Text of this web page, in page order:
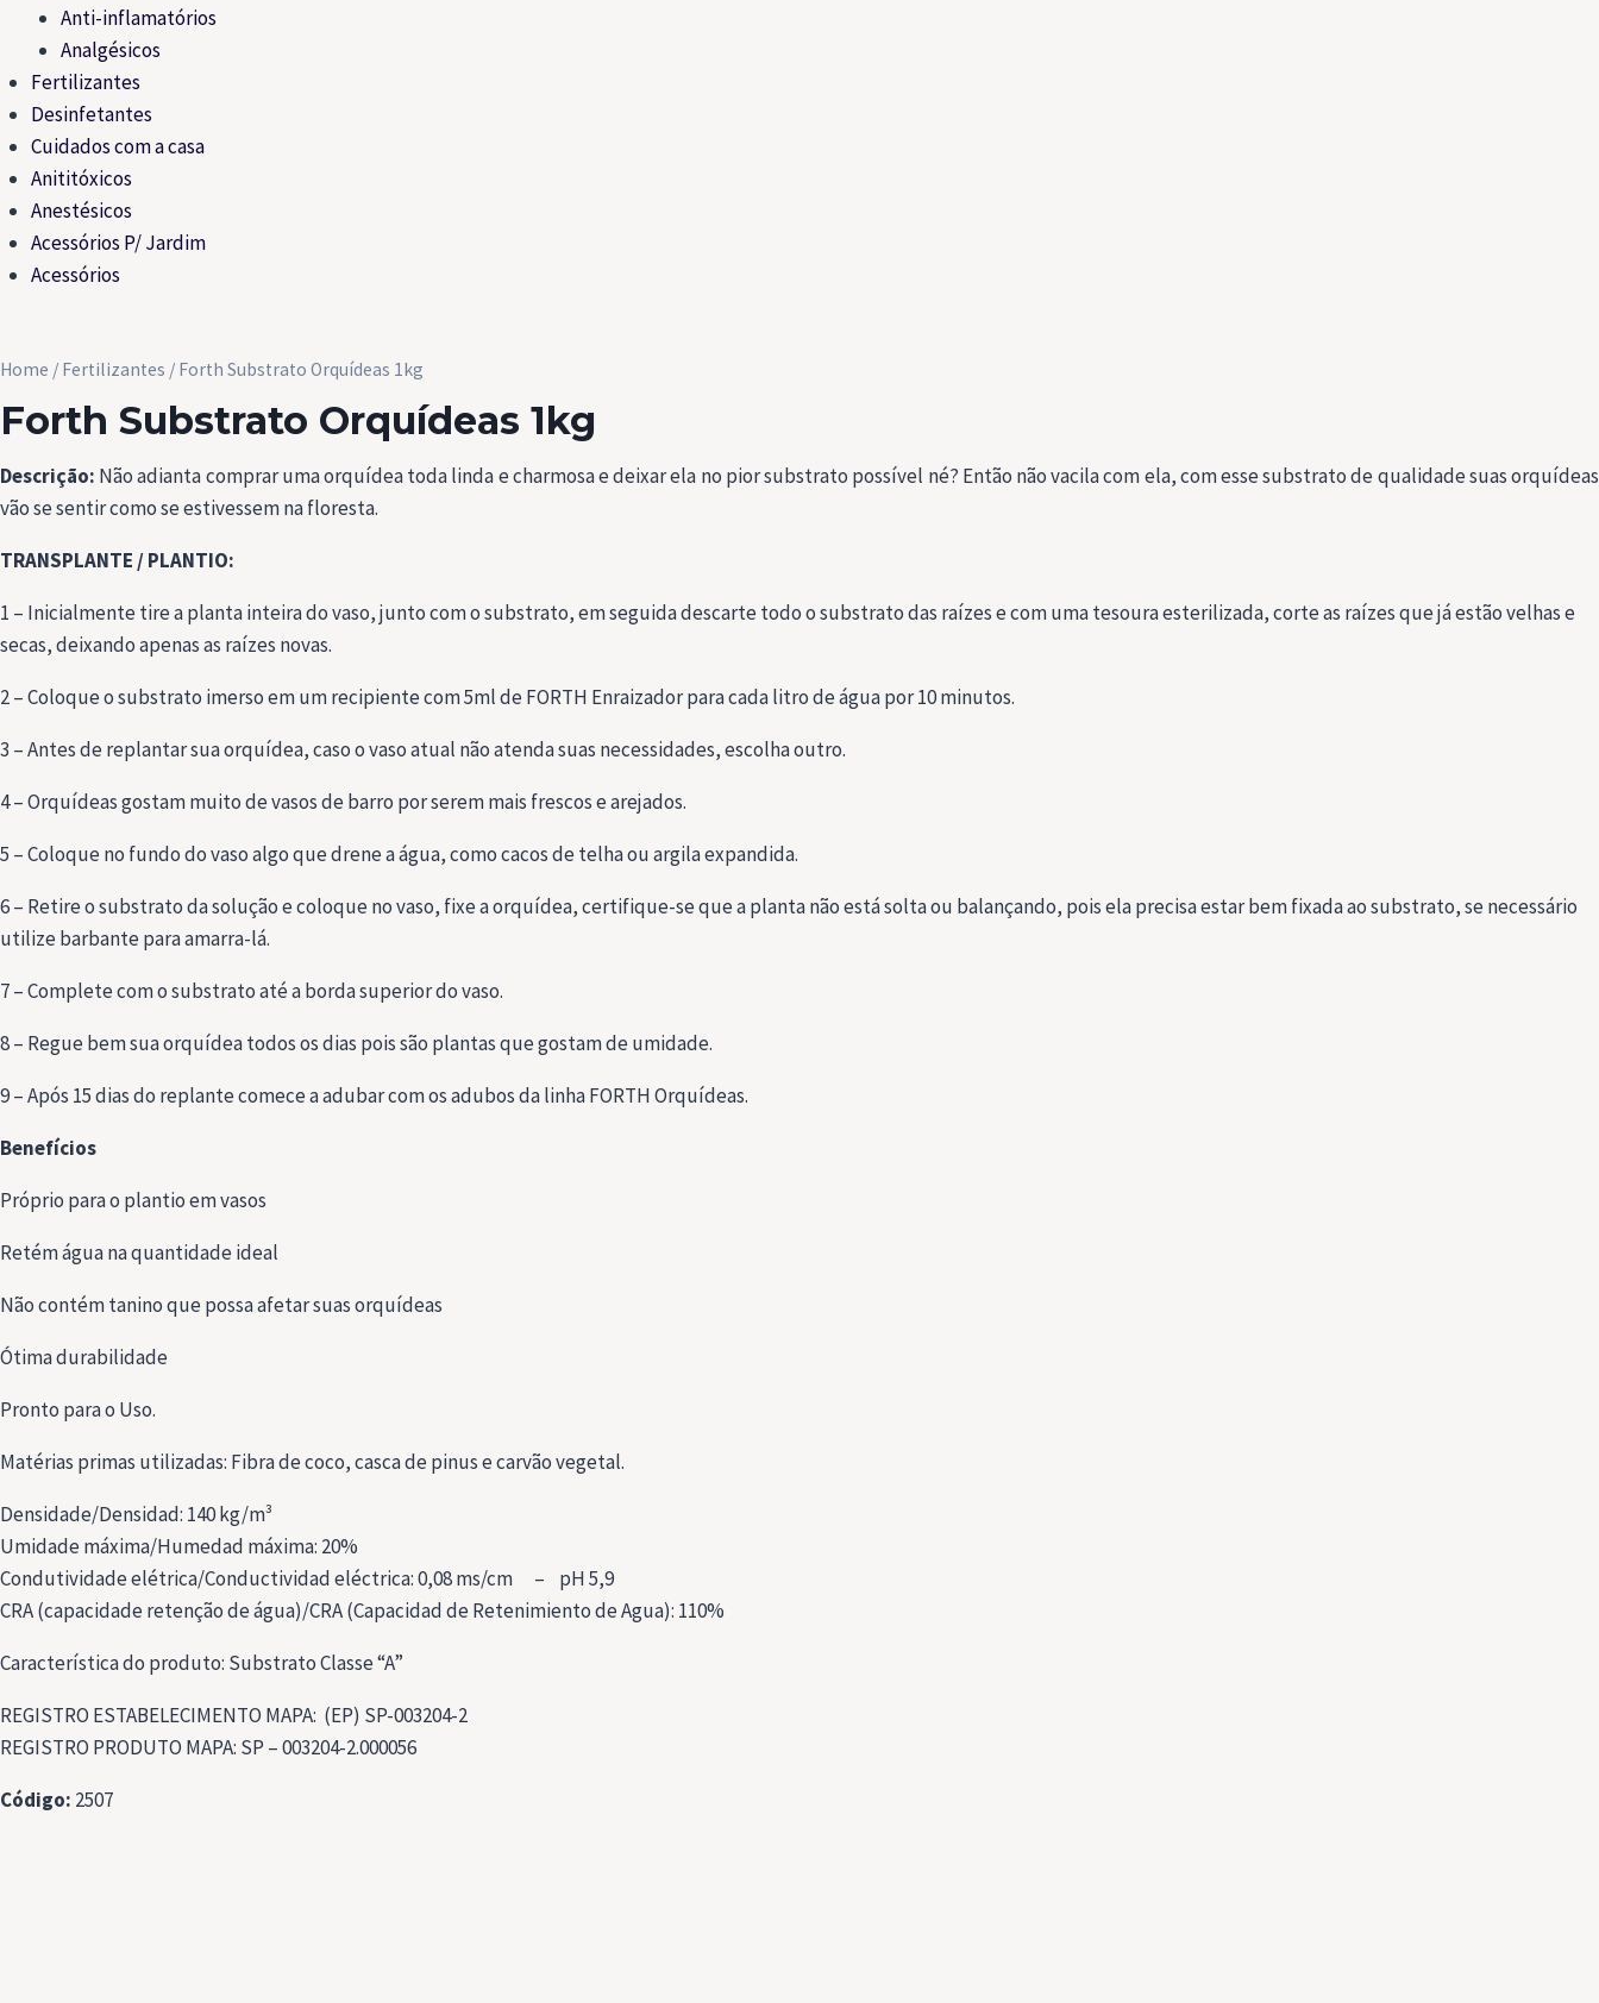
Anti-inflamatórios
Analgésicos
Fertilizantes
Desinfetantes
Cuidados com a casa
Anititóxicos
Anestésicos
Acessórios P/ Jardim
Acessórios
Home / Fertilizantes / Forth Substrato Orquídeas 1kg
Forth Substrato Orquídeas 1kg
Descrição: Não adianta comprar uma orquídea toda linda e charmosa e deixar ela no pior substrato possível né? Então não vacila com ela, com esse substrato de qualidade suas orquídeas
vão se sentir como se estivessem na floresta.
TRANSPLANTE / PLANTIO:
1 – Inicialmente tire a planta inteira do vaso, junto com o substrato, em seguida descarte todo o substrato das raízes e com uma tesoura esterilizada, corte as raízes que já estão velhas e
secas, deixando apenas as raízes novas.
2 – Coloque o substrato imerso em um recipiente com 5ml de FORTH Enraizador para cada litro de água por 10 minutos.
3 – Antes de replantar sua orquídea, caso o vaso atual não atenda suas necessidades, escolha outro.
4 – Orquídeas gostam muito de vasos de barro por serem mais frescos e arejados.
5 – Coloque no fundo do vaso algo que drene a água, como cacos de telha ou argila expandida.
6 – Retire o substrato da solução e coloque no vaso, fixe a orquídea, certifique-se que a planta não está solta ou balançando, pois ela precisa estar bem fixada ao substrato, se necessário
utilize barbante para amarra-lá.
7 – Complete com o substrato até a borda superior do vaso.
8 – Regue bem sua orquídea todos os dias pois são plantas que gostam de umidade.
9 – Após 15 dias do replante comece a adubar com os adubos da linha FORTH Orquídeas.
Benefícios
Próprio para o plantio em vasos
Retém água na quantidade ideal
Não contém tanino que possa afetar suas orquídeas
Ótima durabilidade
Pronto para o Uso.
Matérias primas utilizadas: Fibra de coco, casca de pinus e carvão vegetal.
Densidade/Densidad: 140 kg/m³
Umidade máxima/Humedad máxima: 20%
Condutividade elétrica/Conductividad eléctrica: 0,08 ms/cm – pH 5,9
CRA (capacidade retenção de água)/CRA (Capacidad de Retenimiento de Agua): 110%
Característica do produto: Substrato Classe “A”
REGISTRO ESTABELECIMENTO MAPA: (EP) SP-003204-2
REGISTRO PRODUTO MAPA: SP – 003204-2.000056
Código: 2507